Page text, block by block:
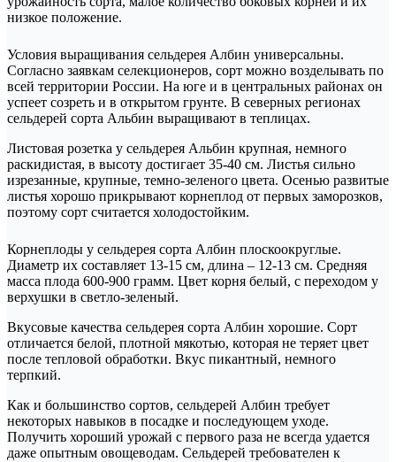
низкое положение.
Условия выращивания сельдерея Албин универсальны.
Согласно заявкам селекционеров, сорт можно возделывать по
всей территории России. На юге и в центральных районах он
успеет созреть и в открытом грунте. В северных регионах
сельдерей сорта Альбин выращивают в теплицах.
Листовая розетка у сельдерея Альбин крупная, немного
раскидистая, в высоту достигает 35-40 см. Листья сильно
изрезанные, крупные, темно-зеленого цвета. Осенью развитые
листья хорошо прикрывают корнеплод от первых заморозков,
поэтому сорт считается холодостойким.
Корнеплоды у сельдерея сорта Албин плоскоокруглые.
Диаметр их составляет 13-15 см, длина – 12-13 см. Средняя
масса плода 600-900 грамм. Цвет корня белый, с переходом у
верхушки в светло-зеленый.
Вкусовые качества сельдерея сорта Албин хорошие. Сорт
отличается белой, плотной мякотью, которая не теряет цвет
после тепловой обработки. Вкус пикантный, немного
терпкий.
Как и большинство сортов, сельдерей Албин требует
некоторых навыков в посадке и последующем уходе.
Получить хороший урожай с первого раза не всегда удается
даже опытным овощеводам. Сельдерей требователен к